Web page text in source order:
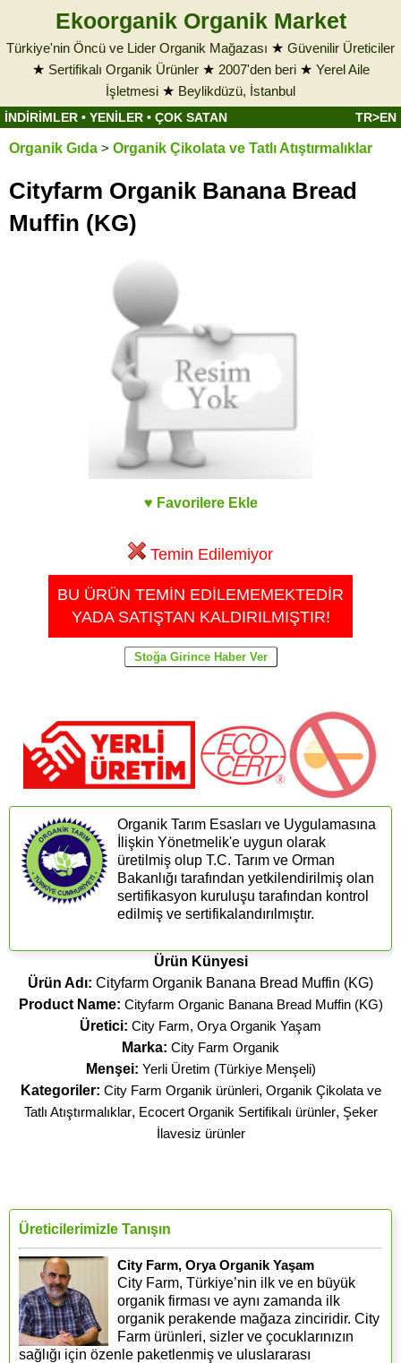
Ekoorganik Organik Market
Türkiye'nin Öncü ve Lider Organik Mağazası ★ Güvenilir Üreticiler
★ Sertifikalı Organik Ürünler★ 2007'den beri★ Yerel Aile
İşletmesi ★ Beylikdüzü, İstanbul
İNDİRİMLER • YENİLER • ÇOK SATAN TR>EN
Organik Gıda > Organik Çikolata ve Tatlı Atıştırmalıklar
Cityfarm Organik Banana Bread
Muffin (KG)
♥ Favorilere Ekle
Temin Edilemiyor
BU ÜRÜN TEMİN EDİLEMEMEKTEDİR
YADA SATIŞTAN KALDIRILMIŞTIR!
Organik Tarım Esasları ve Uygulamasına
İlişkin Yönetmelik'e uygun olarak
üretilmiş olup T.C. Tarım ve Orman
Bakanlığı tarafından yetkilendirilmiş olan
sertifikasyon kuruluşu tarafından kontrol
edilmiş ve sertifikalandırılmıştır.
Ürün Künyesi
Ürün Adı: Cityfarm Organik Banana Bread Muffin (KG)
Product Name: Cityfarm Organic Banana Bread Muffin (KG)
Üretici: City Farm, Orya Organik Yaşam
Marka: City Farm Organik
Menşei: Yerli Üretim (Türkiye Menşeli)
Kategoriler: City Farm Organik ürünleri, Organik Çikolata ve
Tatlı Atıştırmalıklar, Ecocert Organik Sertifikalı ürünler, Şeker
İlavesiz ürünler
Üreticilerimizle Tanışın
City Farm, Orya Organik Yaşam
City Farm, Türkiye’nin ilk ve en büyük
organik firması ve aynı zamanda ilk
organik perakende mağaza zinciridir. City
Farm ürünleri, sizler ve çocuklarınızın
sağlığı için özenle paketlenmiş ve uluslararası